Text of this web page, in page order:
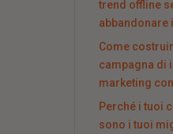
trend offline
abbandonare
Come
campagna di
marketing
Perché i tuoi
sono i tuoi